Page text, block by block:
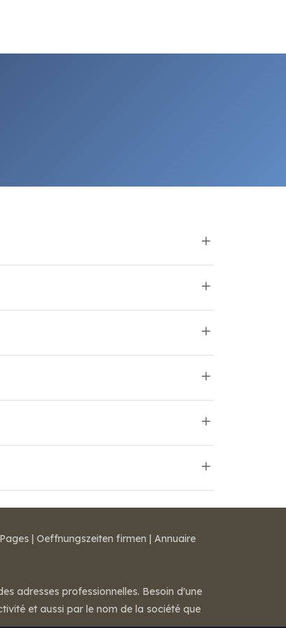
| Oeffnungszeiten firmen | Annuaire
adresses professionnelles. Besoin d'une
et aussi par le nom de la société que